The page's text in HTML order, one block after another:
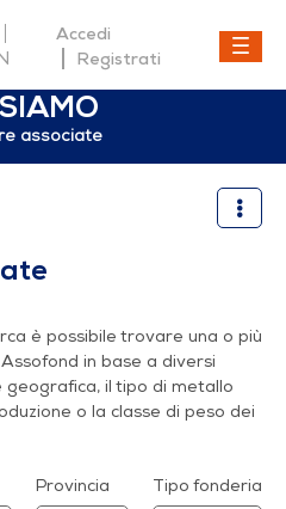
Accedi
Registrati
associate
è possibile trovare una o più
in base a diversi
il tipo di metallo
o la classe di peso dei
Provincia Tipo fonderia